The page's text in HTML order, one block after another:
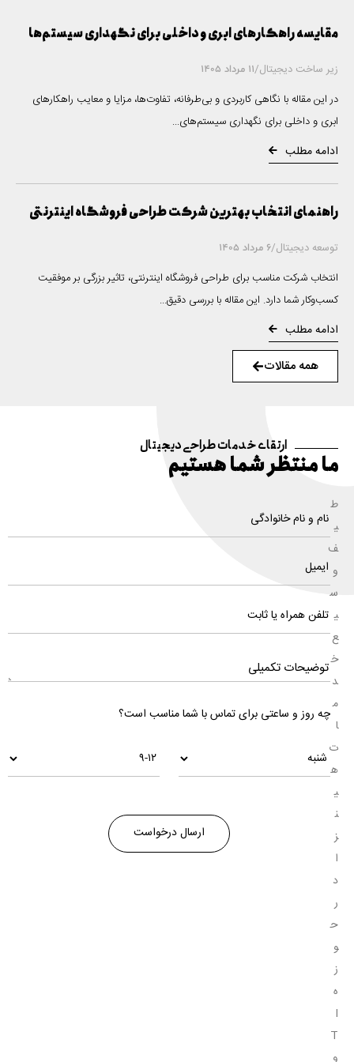
زیر ساخت دیجیتال/11 مرداد 1405
مقایسه راهکارهای ابری و داخلی برای نگهداری سیستم‌ها
در این مقاله با نگاهی کاربردی و بی‌طرفانه، تفاوت‌ها، مزایا و معایب راهکارهای
ابری و داخلی برای نگهداری سیستم‌های...
ادامه مطلب
توسعه دیجیتال/6 مرداد 1405
راهنمای انتخاب بهترین شرکت طراحی فروشگاه اینترنتی
انتخاب شرکت مناسب برای طراحی فروشگاه اینترنتی، تاثیر بزرگی بر موفقیت
کسب‌وکار شما دارد. این مقاله با بررسی دقیق...
ادامه مطلب
همه مقالات
ارتقای خدمات طراحی دیجیتال
ما منتظر شما هستیم
ط
ی
ف
و
س
ی
ع
خ
د
م
ا
ت
ه
ی
ن
ز
ا
د
ر
ح
و
ز
ه
I
T
و
چه روز و ساعتی برای تماس با شما مناسب است؟